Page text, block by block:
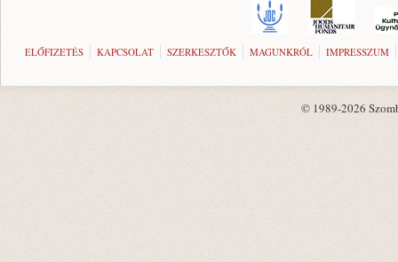
ELŐFIZETÉS KAPCSOLAT SZERKESZTŐK MAGUNKRÓL IMPRESSZUM
© 1989-2026